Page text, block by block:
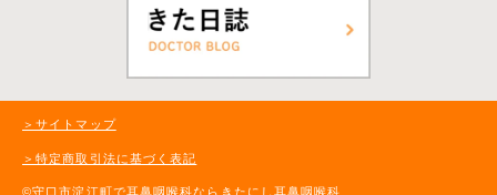
＞サイトマップ
＞特定商取引法に基づく表記
©守口市淀江町で耳鼻咽喉科ならきたにし耳鼻咽喉科